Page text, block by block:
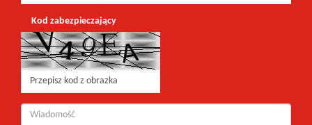
Kod zabezpieczający